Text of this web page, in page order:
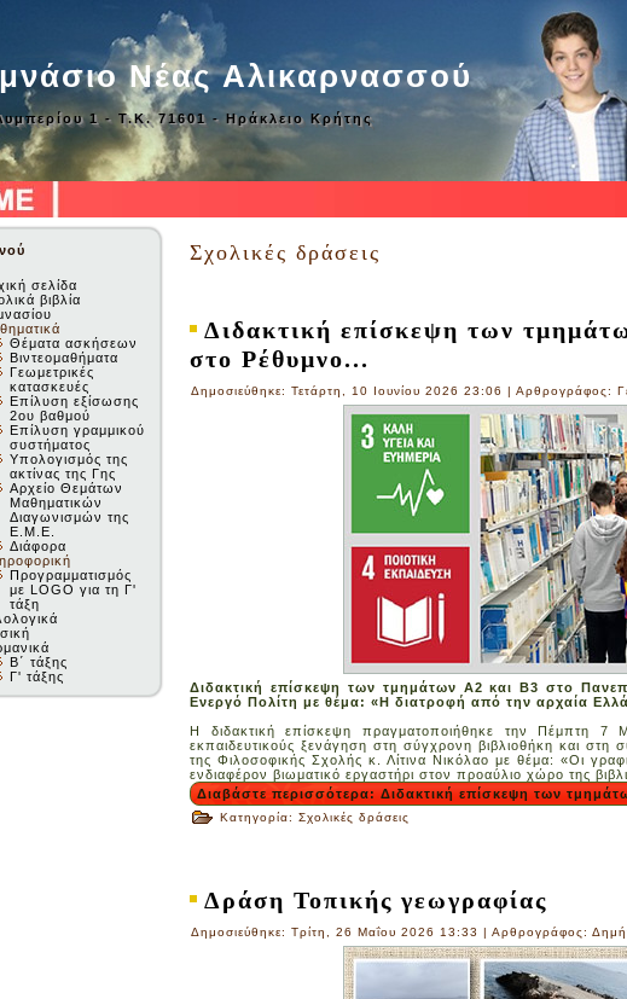
Νέας Αλικαρνασσού
1 - Τ.Κ. 71601 - Ηράκλειο Κρήτης
σελίδα
βιβλία
Θέματα ασκήσεων
Βιντεομαθήματα
Γεωμετρικές
κατασκευές
Επίλυση εξίσωσης
2ου βαθμού
Επίλυση γραμμικού
συστήματος
Υπολογισμός της
ακτίνας της Γης
Αρχείο Θεμάτων
Μαθηματικών
Διαγωνισμών της
Ε.Μ.Ε.
Διάφορα
Προγραμματισμός
με LOGO για τη Γ'
τάξη
Β΄ τάξης
Γ' τάξης
Σχολικές δράσεις
Διδακτική επίσκεψη των
στο Ρέθυμνο...
Δημοσιεύθηκε: Τετάρτη, 10 Ιουνίου 2026 23:06 | Αρθρογράφος:
Διδακτική επίσκεψη των τμημάτων Α2 και Β3 στο
Ενεργό Πολίτη με θέμα: «Η διατροφή από την αρχαία
Η διδακτική επίσκεψη πραγματοποιήθηκε την Πέμπτη 7
εκπαιδευτικούς ξενάγηση στη σύγχρονη βιβλιοθήκη και
της Φιλοσοφικής Σχολής κ. Λίτινα Νικόλαο με θέμα: «Οι
ενδιαφέρον βιωματικό εργαστήρι στον προαύλιο χώρο της
Διαβάστε περισσότερα: Διδακτική επίσκεψη των
Κατηγορία: Σχολικές δράσεις
Δράση Τοπικής γεωγραφίας
Δημοσιεύθηκε: Τρίτη, 26 Μαΐου 2026 13:33 | Αρθρογράφος: